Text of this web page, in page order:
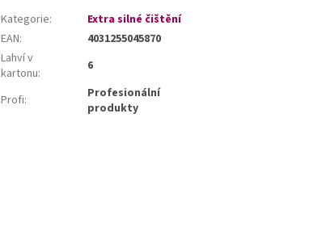
Kategorie:
Extra silné čištění
EAN:
4031255045870
Lahví v
kartonu: 6
Profi:
Profesionální
produkty